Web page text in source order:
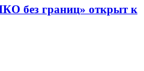
без границ» открыт к